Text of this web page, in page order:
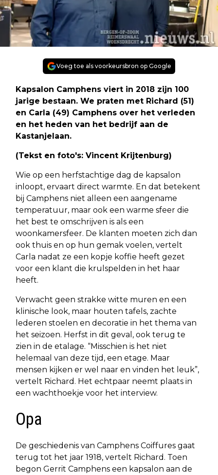
Voeg toe als voorkeursbron op Google
Kapsalon Camphens viert in 2018 zijn 100
jarige bestaan. We praten met Richard (51)
en Carla (49) Camphens over het verleden
en het heden van het bedrijf aan de
Kastanjelaan.
(Tekst en foto's: Vincent Krijtenburg)
Wie op een herfstachtige dag de kapsalon
inloopt, ervaart direct warmte. En dat betekent
bij Camphens niet alleen een aangename
temperatuur, maar ook een warme sfeer die
het best te omschrijven is als een
woonkamersfeer. De klanten moeten zich dan
ook thuis en op hun gemak voelen, vertelt
Carla nadat ze een kopje koffie heeft gezet
voor een klant die krulspelden in het haar
heeft.
Verwacht geen strakke witte muren en een
klinische look, maar houten tafels, zachte
lederen stoelen en decoratie in het thema van
het seizoen. Herfst in dit geval, ook terug te
zien in de etalage. “Misschien is het niet
helemaal van deze tijd, een etage. Maar
mensen kijken er wel naar en vinden het leuk”,
vertelt Richard. Het echtpaar neemt plaats in
een wachthoekje voor het interview.
Opa
De geschiedenis van Camphens Coiffures gaat
terug tot het jaar 1918, vertelt Richard. Toen
begon Gerrit Camphens een kapsalon aan de